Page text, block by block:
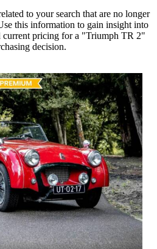
to your search that are no longer
this information to gain insight into
current pricing for a "Triumph TR 2"
decision.